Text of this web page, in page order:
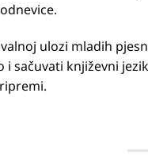
ulozi mladih
sačuvati književni